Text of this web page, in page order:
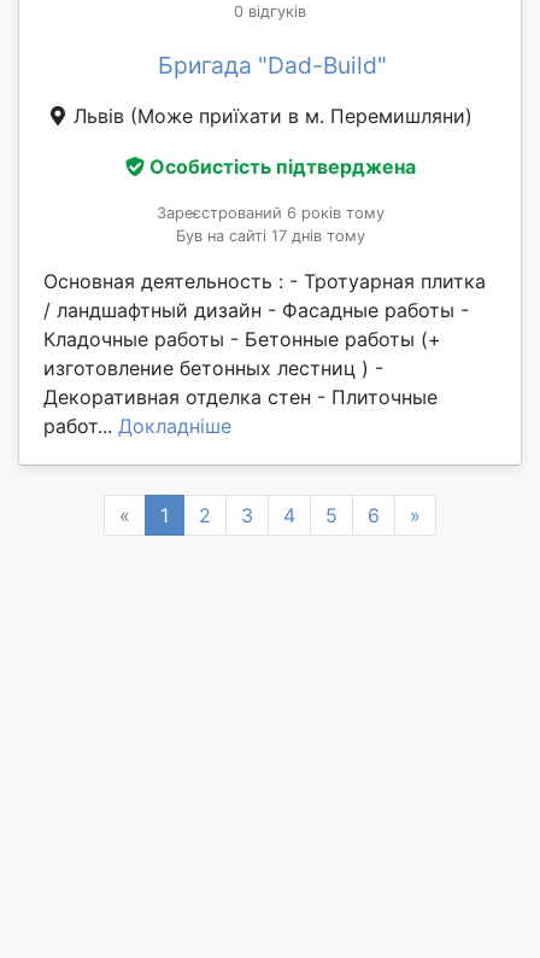
0 відгуків
Бригада "Dad-Build"
Львів (Може приїхати в м. Перемишляни)
Особистість підтверджена
Зареєстрований 6 років тому
Був на сайті 17 днів тому
Основная деятельность : - Тротуарная плитка
/ ландшафтный дизайн - Фасадные работы -
Кладочные работы - Бетонные работы (+
изготовление бетонных лестниц ) -
Декоративная отделка стен - Плиточные
работ... Докладніше
« Previous
1 2 3 4 5 6 »